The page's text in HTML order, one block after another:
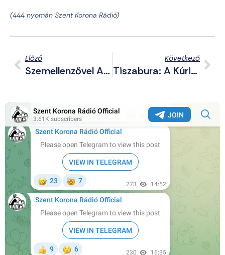
(444 nyomán Szent Korona Rádió)
Előző
Szemellenzővel A Háború Felé? Beindultak A Lengyelek A Vasúti Robbantás Után
Következő
Tiszabura: A Kúria Döntése Szerint Újra Meg Kell Ismételni Az Időközi Választást